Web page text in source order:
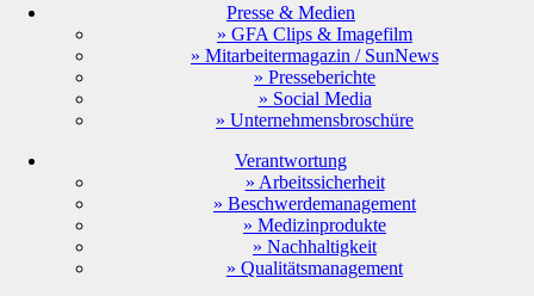
Presse & Medien
» GFA Clips & Imagefilm
» Mitarbeitermagazin / SunNews
» Presseberichte
» Social Media
» Unternehmensbroschüre
Verantwortung
» Arbeitssicherheit
» Beschwerdemanagement
» Medizinprodukte
» Nachhaltigkeit
» Qualitätsmanagement